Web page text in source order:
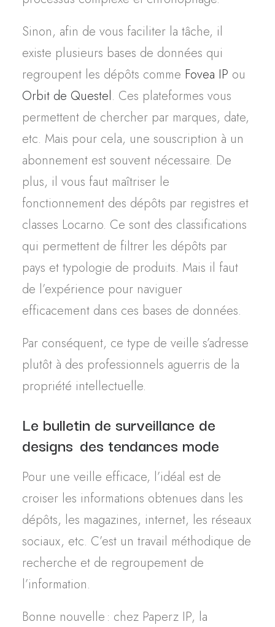
Sinon, afin de vous faciliter la tâche, il
existe plusieurs bases de données qui
regroupent les dépôts comme Fovea IP ou
Orbit de Questel. Ces plateformes vous
permettent de chercher par marques, date,
etc. Mais pour cela, une souscription à un
abonnement est souvent nécessaire. De
plus, il vous faut maîtriser le
fonctionnement des dépôts par registres et
classes Locarno. Ce sont des classifications
qui permettent de filtrer les dépôts par
pays et typologie de produits. Mais il faut
de l’expérience pour naviguer
efficacement dans ces bases de données.
Par conséquent, ce type de veille s’adresse
plutôt à des professionnels aguerris de la
propriété intellectuelle.
Le bulletin de surveillance de
designs des tendances mode
Pour une veille efficace, l’idéal est de
croiser les informations obtenues dans les
dépôts, les magazines, internet, les réseaux
sociaux, etc. C’est un travail méthodique de
recherche et de regroupement de
l’information.
Bonne nouvelle : chez Paperz IP, la